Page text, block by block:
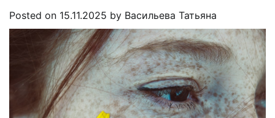
Posted on 15.11.2025 by Васильева Татьяна